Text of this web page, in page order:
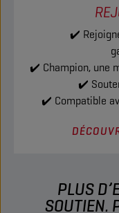
✔️
✔️ Champion, une
✔️
✔️ Compatible
PLUS
SOUTIEN.